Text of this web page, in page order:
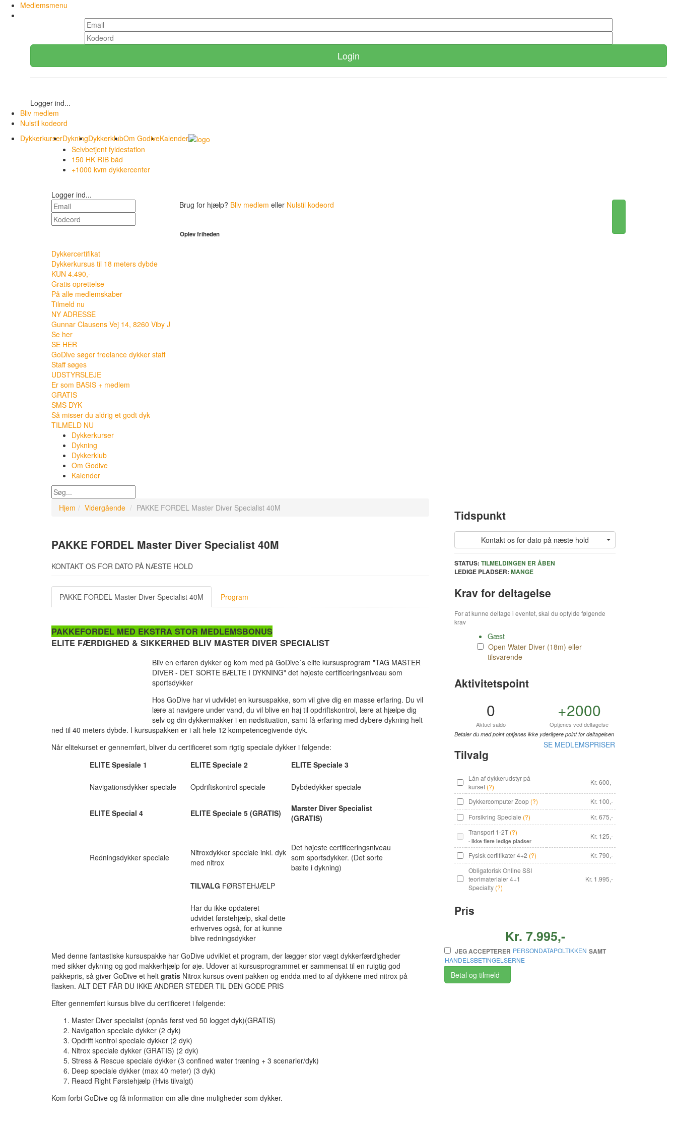
Medlemsmenu
Login
Logger ind...
Bliv medlem
Nulstil kodeord
DykkerkurserDykningDykkerklubOm GodiveKalender
Selvbetjent fyldestation
150 HK RIB båd
+1000 kvm dykkercenter
Logger ind...
Brug for hjælp? Bliv medlem eller Nulstil kodeord
Oplev friheden
Dykkercertifikat
Dykkerkursus til 18 meters dybde
KUN 4.490,-
Gratis oprettelse
På alle medlemskaber
Tilmeld nu
NY ADRESSE
Gunnar Clausens Vej 14, 8260 Viby J
Se her
SE HER
GoDive søger freelance dykker staff
Staff søges
UDSTYRSLEJE
Er som BASIS + medlem
GRATIS
SMS DYK
Så misser du aldrig et godt dyk
TILMELD NU
Dykkerkurser
Dykning
Dykkerklub
Om Godive
Kalender
Tidspunkt
Kontakt os for dato på næste hold
STATUS: TILMELDINGEN ER ÅBEN
LEDIGE PLADSER: MANGE
Krav for deltagelse
For at kunne deltage i eventet, skal du opfylde følgende
krav
Gæst
Open Water Diver (18m) eller
tilsvarende
Aktivitetspoint
0
Aktuel saldo
+2000
Optjenes ved deltagelse
Betaler du med point optjenes ikke yderligere point for deltagelsen
Tilvalg
SE MEDLEMSPRISER
Lån af dykkerudstyr på
kurset (?)
Kr. 600,-
Dykkercomputer Zoop (?)
Kr. 100,-
Forsikring Speciale (?)
Kr. 675,-
Transport 1-2T (?)
- Ikke flere ledige pladser
Kr. 125,-
Fysisk certifikater 4+2 (?)
Kr. 790,-
Obligatorisk Online SSI
teorimaterialer 4+1
Specialty (?)
Kr. 1.995,-
Pris
Kr. 7.995,-
JEG ACCEPTERER PERSONDATAPOLTIKKEN SAMT
HANDELSBETINGELSERNE
Betal og tilmeld
Hjem Vidergående PAKKE FORDEL Master Diver Specialist 40M
PAKKE FORDEL Master Diver Specialist 40M
KONTAKT OS FOR DATO PÅ NÆSTE HOLD
PAKKE FORDEL Master Diver Specialist 40M Program
PAKKEFORDEL MED EKSTRA STOR MEDLEMSBONUS
ELITE FÆRDIGHED & SIKKERHED BLIV MASTER DIVER SPECIALIST
Bliv en erfaren dykker og kom med på GoDive´s elite kursusprogram "TAG MASTER
DIVER - DET SORTE BÆLTE I DYKNING" det højeste certificeringsniveau som
sportsdykker
Hos GoDive har vi udviklet en kursuspakke, som vil give dig en masse erfaring. Du vil
lære at navigere under vand, du vil blive en haj til opdriftskontrol, lære at hjælpe dig
selv og din dykkermakker i en nødsituation, samt få erfaring med dybere dykning helt
ned til 40 meters dybde. I kursuspakken er i alt hele 12 kompetencegivende dyk.
Når elitekurset er gennemført, bliver du certificeret som rigtig speciale dykker i følgende:
ELITE Spesiale 1
ELITE Speciale 2 ELITE Speciale 3
Navigationsdykker speciale Opdriftskontrol speciale Dybdedykker speciale
ELITE Special 4 ELITE Speciale 5 (GRATIS)
Marster Diver Specialist
(GRATIS)
Redningsdykker speciale
Nitroxdykker speciale inkl. dyk
med nitrox
Det højeste certificeringsniveau
som sportsdykker. (Det sorte
bælte i dykning)
TILVALG FØRSTEHJÆLP
Har du ikke opdateret
udvidet førstehjælp, skal dette
erhverves også, for at kunne
blive redningsdykker
Med denne fantastiske kursuspakke har GoDive udviklet et program, der lægger stor vægt dykkerfærdigheder
med sikker dykning og god makkerhjælp for øje. Udover at kursusprogrammet er sammensat til en ruigtig god
pakkepris, så giver GoDive et helt gratis Nitrox kursus oveni pakken og endda med to af dykkene med nitrox på
flasken. ALT DET FÅR DU IKKE ANDRER STEDER TIL DEN GODE PRIS
Efter gennemført kursus blive du certificeret i følgende:
Master Diver specialist (opnås først ved 50 logget dyk)(GRATIS)
Navigation speciale dykker (2 dyk)
Opdrift kontrol speciale dykker (2 dyk)
Nitrox speciale dykker (GRATIS) (2 dyk)
Stress & Rescue speciale dykker (3 confined water træning + 3 scenarier/dyk)
Deep speciale dykker (max 40 meter) (3 dyk)
Reacd Right Førstehjælp (Hvis tilvalgt)
Kom forbi GoDive og få information om alle dine muligheder som dykker.